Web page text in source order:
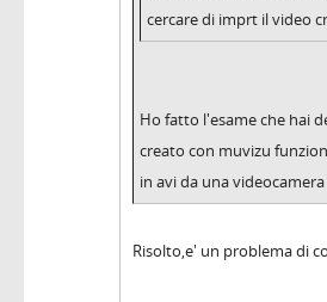
cercare di imprt il video
Ho fatto l'esame che hai
creato con muvizu
in avi da una
Risolto,e' un problema di